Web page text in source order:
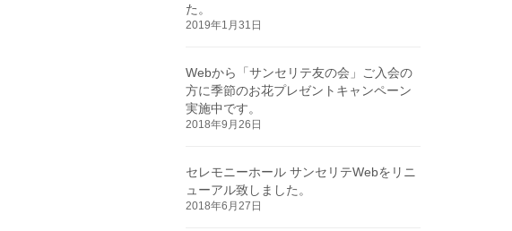
た。
2019年1月31日
Webから「サンセリテ友の会」ご入会の
方に季節のお花プレゼントキャンペーン
実施中です。
2018年9月26日
セレモニーホール サンセリテWebをリニ
ューアル致しました。
2018年6月27日